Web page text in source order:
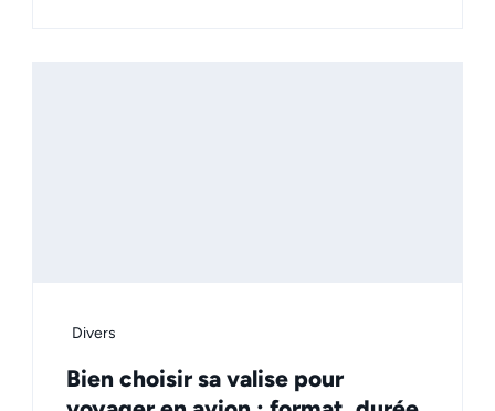
Divers
Bien choisir sa valise pour